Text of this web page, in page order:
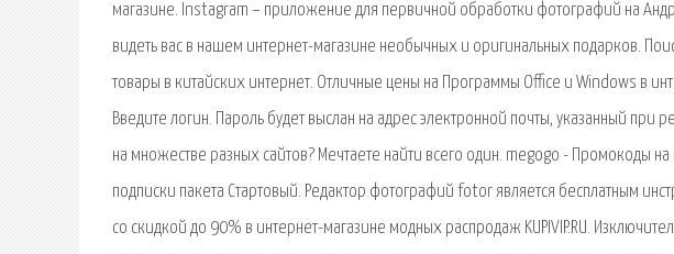
магазине. Instagram – приложение для первичной обработки фотографий на
видеть вас в нашем интернет-магазине необычных и оригинальных подарков.
товары в китайских интернет. Отличные цены на Программы Office и Windows в
Введите логин. Пароль будет выслан на адрес электронной почты, указанный при
на множестве разных сайтов? Мечтаете найти всего один. megogo - Промокоды
подписки пакета Стартовый. Редактор фотографий fotor является бесплатным
со скидкой до 90% в интернет-магазине модных распродаж KUPIVIP.RU.